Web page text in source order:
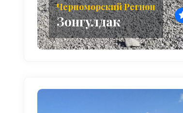
Черноморский Регион
Зонгулдак